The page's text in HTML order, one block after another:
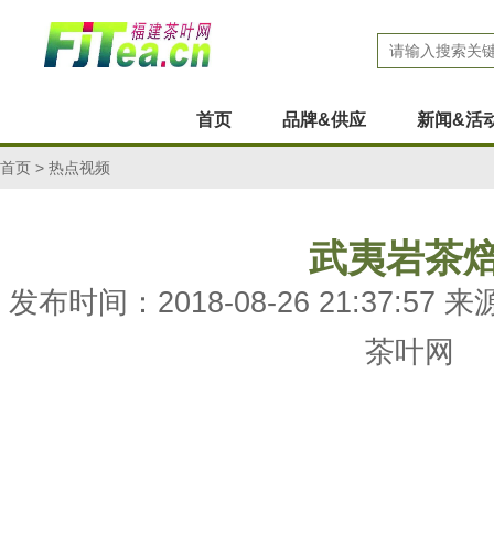
首页 品牌&供应 新闻&活
首页 > 热点视频
武夷岩茶
发布时间：2018-08-26 21:37:57 来
茶叶网